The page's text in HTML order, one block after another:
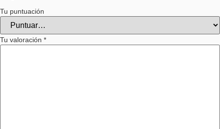
Tu puntuación
Tu valoración *